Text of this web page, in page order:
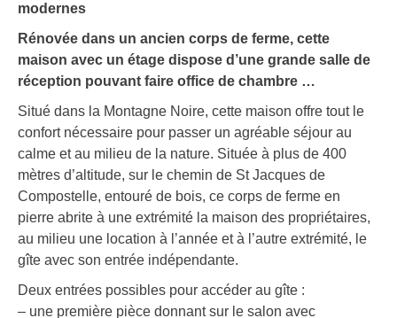
modernes
Rénovée dans un ancien corps de ferme, cette
maison avec un étage dispose d’une grande salle de
réception pouvant faire office de chambre …
Situé dans la Montagne Noire, cette maison offre tout le
confort nécessaire pour passer un agréable séjour au
calme et au milieu de la nature. Située à plus de 400
mètres d’altitude, sur le chemin de St Jacques de
Compostelle, entouré de bois, ce corps de ferme en
pierre abrite à une extrémité la maison des propriétaires,
au milieu une location à l’année et à l’autre extrémité, le
gîte avec son entrée indépendante.
Deux entrées possibles pour accéder au gîte :
– une première pièce donnant sur le salon avec